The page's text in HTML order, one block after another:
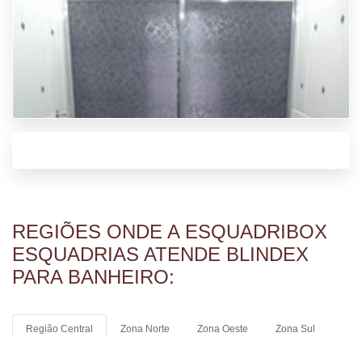
REGIÕES ONDE A ESQUADRIBOX
ESQUADRIAS ATENDE BLINDEX
PARA BANHEIRO:
Região Central Zona Norte Zona Oeste Zona Sul